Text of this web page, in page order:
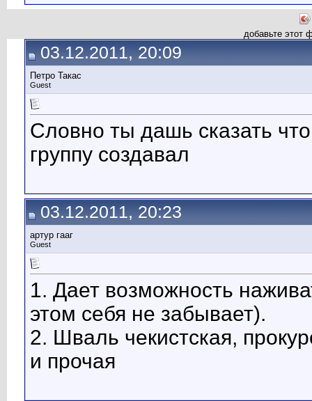
добавьте этот
03.12.2011, 20:09
Петро Такас
Guest
Словно ты дашь сказать
группу создавал
03.12.2011, 20:23
артур гааг
Guest
1. Дает возможность
этом себя не забывает).
2. Шваль чекистская,
и прочая